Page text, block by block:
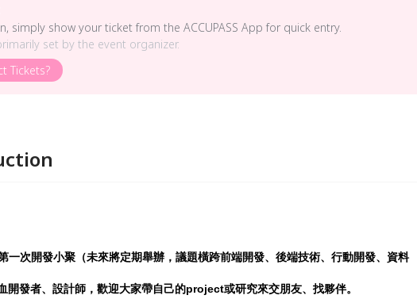
simply show your ticket from the ACCUPASS App for quick entry.
set by the event organizer.
Tickets?
一次開發小聚（未來將定期舉辦，議題橫跨前端開發、後端技術、行動開發、資料
開發者、設計師，歡迎大家帶自己的project或研究來交朋友、找夥伴。